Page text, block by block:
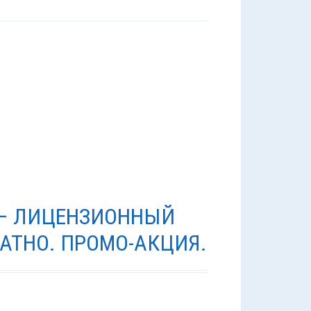
– ЛИЦЕНЗИОННЫЙ
ПРОМО-АКЦИЯ.